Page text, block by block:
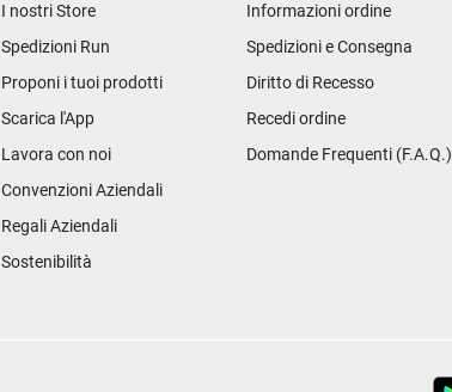
I nostri Store
Spedizioni Run
Proponi i tuoi prodotti
Scarica l'App
Lavora con noi
Convenzioni Aziendali
Regali Aziendali
Sostenibilità
Informazioni ordine
Spedizioni e Consegna
Diritto di Recesso
Recedi ordine
Domande Frequenti (F.A.Q.)